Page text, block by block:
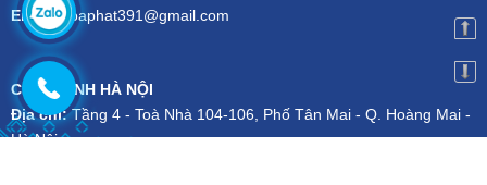
Email:hoaphat391@gmail.com
CHI NHÁNH HÀ NỘI
Địa chỉ:Tầng 4 - Toà Nhà 104-106, Phố Tân Mai - Q. Hoàng Mai -
Hà Nội